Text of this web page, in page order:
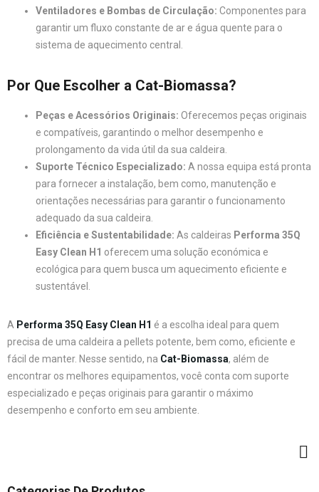
Ventiladores e Bombas de Circulação: Componentes para
garantir um fluxo constante de ar e água quente para o
sistema de aquecimento central.
Por Que Escolher a Cat-Biomassa?
Peças e Acessórios Originais: Oferecemos peças originais
e compatíveis, garantindo o melhor desempenho e
prolongamento da vida útil da sua caldeira.
Suporte Técnico Especializado: A nossa equipa está pronta
para fornecer a instalação, bem como, manutenção e
orientações necessárias para garantir o funcionamento
adequado da sua caldeira.
Eficiência e Sustentabilidade: As caldeiras Performa 35Q
Easy Clean H1 oferecem uma solução económica e
ecológica para quem busca um aquecimento eficiente e
sustentável.
A Performa 35Q Easy Clean H1 é a escolha ideal para quem
precisa de uma caldeira a pellets potente, bem como, eficiente e
fácil de manter. Nesse sentido, na Cat-Biomassa, além de
encontrar os melhores equipamentos, você conta com suporte
especializado e peças originais para garantir o máximo
desempenho e conforto em seu ambiente.